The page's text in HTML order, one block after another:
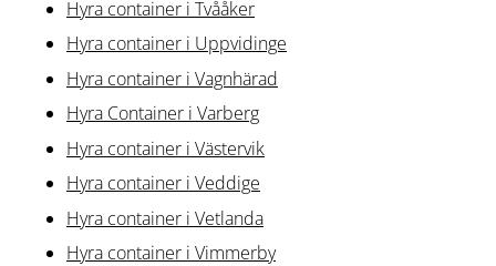
Hyra container i Tvååker
Hyra container i Uppvidinge
Hyra container i Vagnhärad
Hyra Container i Varberg
Hyra container i Västervik
Hyra container i Veddige
Hyra container i Vetlanda
Hyra container i Vimmerby